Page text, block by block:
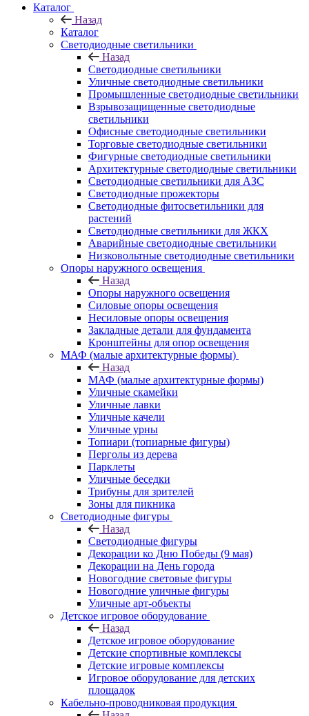
Каталог
Назад
Каталог
Светодиодные светильники
Назад
Светодиодные светильники
Уличные светодиодные светильники
Промышленные светодиодные светильники
Взрывозащищенные светодиодные
светильники
Офисные светодиодные светильники
Торговые светодиодные светильники
Фигурные светодиодные светильники
Архитектурные светодиодные светильники
Светодиодные светильники для АЗС
Светодиодные прожекторы
Светодиодные фитосветильники для
растений
Светодиодные светильники для ЖКХ
Аварийные светодиодные светильники
Низковольтные светодиодные светильники
Опоры наружного освещения
Назад
Опоры наружного освещения
Силовые опоры освещения
Несиловые опоры освещения
Закладные детали для фундамента
Кронштейны для опор освещения
МАФ (малые архитектурные формы)
Назад
МАФ (малые архитектурные формы)
Уличные скамейки
Уличные лавки
Уличные качели
Уличные урны
Топиари (топиарные фигуры)
Перголы из дерева
Парклеты
Уличные беседки
Трибуны для зрителей
Зоны для пикника
Светодиодные фигуры
Назад
Светодиодные фигуры
Декорации ко Дню Победы (9 мая)
Декорации на День города
Новогодние световые фигуры
Новогодние уличные фигуры
Уличные арт-объекты
Детское игровое оборудование
Назад
Детское игровое оборудование
Детские спортивные комплексы
Детские игровые комплексы
Игровое оборудование для детских
площадок
Кабельно-проводниковая продукция